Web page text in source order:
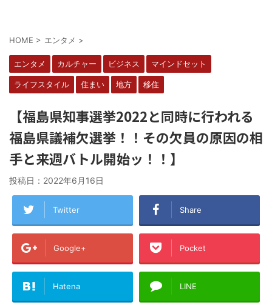
HOME > エンタメ >
エンタメ カルチャー ビジネス マインドセット
ライフスタイル 住まい 地方 移住
【福島県知事選挙2022と同時に行われる
福島県議補欠選挙！！その欠員の原因の相
手と来週バトル開始ッ！！】
投稿日： 2022年6月16日
Twitter Share
Google+ Pocket
Hatena LINE